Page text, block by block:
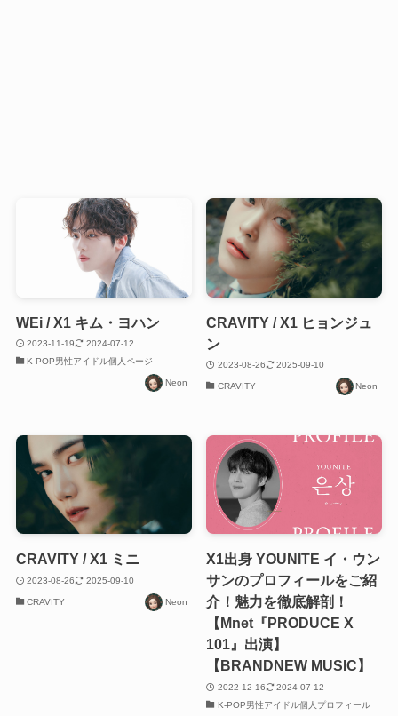
WEi / X1 キム・ヨハン
2023-11-19
2024-07-12
K-POP男性アイドル個人ページ
Neon
CRAVITY / X1 ヒョンジュ
ン
2023-08-26 2025-09-10
CRAVITY Neon
CRAVITY / X1 ミニ
2023-08-26 2025-09-10
CRAVITY Neon
X1出身 YOUNITE イ・ウン
サンのプロフィールをご紹
介！魅力を徹底解剖！
【Mnet『PRODUCE X
101』出演】
【BRANDNEW MUSIC】
2022-12-16
2024-07-12
K-POP男性アイドル個人プロフィール